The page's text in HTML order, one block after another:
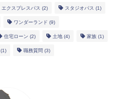
エクスプレスパス (2) スタジオパス (1)
ワンダーランド (9)
住宅ローン (2) 土地 (4) 家族 (1)
(1) 職務質問 (3)